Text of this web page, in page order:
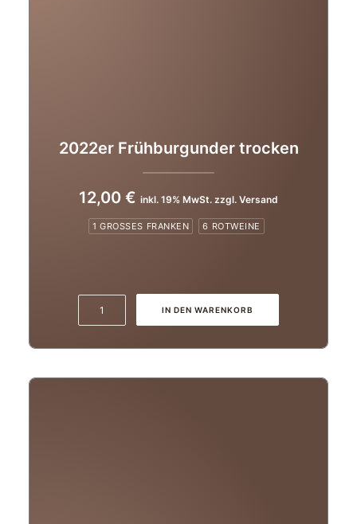
2022er Frühburgunder trocken
12,00 € inkl. 19% MwSt. zzgl. Versand
1 GROSSES FRANKEN 6 ROTWEINE
Frühburgunder
trocken
IN DEN WARENKORB